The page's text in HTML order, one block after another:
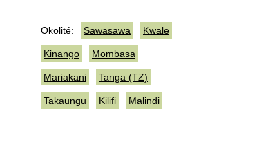
Okolité: Sawasawa Kwale
Kinango Mombasa
Mariakani Tanga (TZ)
Takaungu Kilifi Malindi